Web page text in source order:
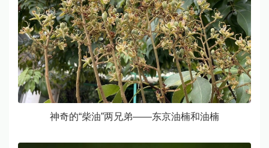
神奇的“柴油”两兄弟——东京油楠和油楠